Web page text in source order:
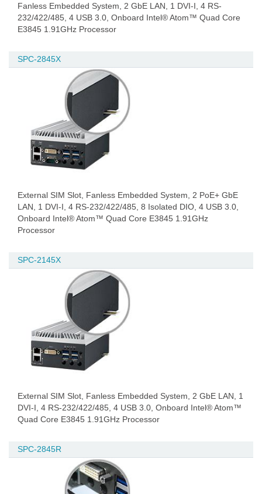
Fanless Embedded System, 2 GbE LAN, 1 DVI-I, 4 RS-
232/422/485, 4 USB 3.0, Onboard Intel® Atom™ Quad Core
E3845 1.91GHz Processor
SPC-2845X
External SIM Slot, Fanless Embedded System, 2 PoE+ GbE
LAN, 1 DVI-I, 4 RS-232/422/485, 8 Isolated DIO, 4 USB 3.0,
Onboard Intel® Atom™ Quad Core E3845 1.91GHz
Processor
SPC-2145X
External SIM Slot, Fanless Embedded System, 2 GbE LAN, 1
DVI-I, 4 RS-232/422/485, 4 USB 3.0, Onboard Intel® Atom™
Quad Core E3845 1.91GHz Processor
SPC-2845R